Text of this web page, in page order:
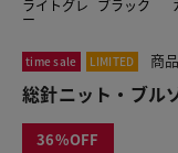
ライトグレ
ー
ブラック
time sale LIMITED 商
総針ニット・ブル
36
この商品をシェア
総針